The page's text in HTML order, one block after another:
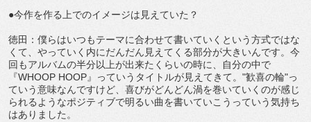
●今作を作る上でのイメージは見えていた？
徳田：僕らはいつもテーマに合わせて書いていくという方式ではな
くて、やっていく内にだんだん見えてくる部分が大きいんです。今
回もアルバムの半分以上が出来たくらいの時に、自分の中で
『WHOOP HOOP』っていうタイトルが見えてきて。"歓喜の輪"っ
ていう意味なんですけど、喜びがどんどん渦を巻いていくのが感じ
られるようなポジティブで明るい曲を書いていこうっていう気持ち
はありました。